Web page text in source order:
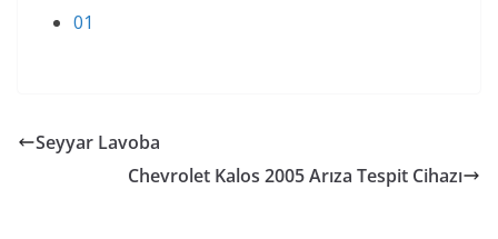
01
Seyyar Lavoba
Chevrolet Kalos 2005 Arıza Tespit Cihazı